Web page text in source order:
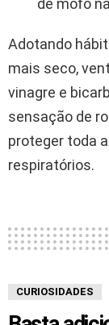
de mofo
Adotando
mais seco,
vinagre e
sensação de
proteger toda
respiratórios.
CURIOSIDADES